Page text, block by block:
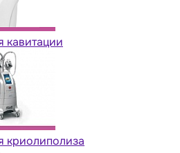
кавитации
криолиполиза